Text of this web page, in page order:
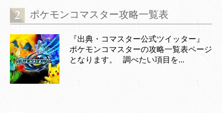
ポケモンコマスター攻略一覧表
『出典・コマスター公式ツイッター』
ポケモンコマスターの攻略一覧表ページ
となります。 調べたい項目を...